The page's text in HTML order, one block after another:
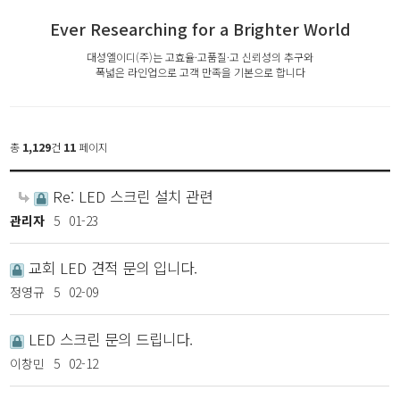
Ever Researching for a Brighter World
대성엘이디(주)는 고효율·고품질·고 신뢰성의 추구와
폭넓은 라인업으로 고객 만족을 기본으로 합니다
총 1,129건 11 페이지
Re: LED 스크린 설치 관련
관리자 5 01-23
교회 LED 견적 문의 입니다.
정영규 5 02-09
LED 스크린 문의 드립니다.
이창민 5 02-12